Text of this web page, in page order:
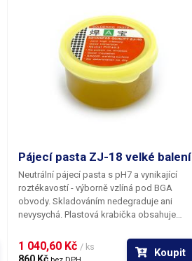
Pájecí pasta ZJ-18 velké balení
Neutrální pájecí pasta s pH7 a vynikající
roztékavostí - výborně vzlíná pod BGA
obvody. Skladováním nedegraduje ani
nevysychá. Plastová krabička obsahuje
obsahující 40g.
1 040,60 Kč / ks Koupit